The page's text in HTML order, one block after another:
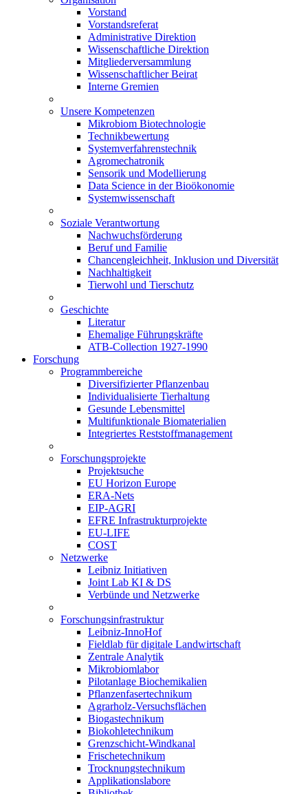
Vorstand
Vorstandsreferat
Administrative Direktion
Wissenschaftliche Direktion
Mitgliederversammlung
Wissenschaftlicher Beirat
Interne Gremien
Unsere Kompetenzen
Mikrobiom Biotechnologie
Technikbewertung
Systemverfahrenstechnik
Agromechatronik
Sensorik und Modellierung
Data Science in der Bioökonomie
Systemwissenschaft
Soziale Verantwortung
Nachwuchsförderung
Beruf und Familie
Chancengleichheit, Inklusion und Diversität
Nachhaltigkeit
Tierwohl und Tierschutz
Geschichte
Literatur
Ehemalige Führungskräfte
ATB-Collection 1927-1990
Forschung
Programmbereiche
Diversifizierter Pflanzenbau
Individualisierte Tierhaltung
Gesunde Lebensmittel
Multifunktionale Biomaterialien
Integriertes Reststoffmanagement
Forschungsprojekte
Projektsuche
EU Horizon Europe
ERA-Nets
EIP-AGRI
EFRE Infrastrukturprojekte
EU-LIFE
COST
Netzwerke
Leibniz Initiativen
Joint Lab KI & DS
Verbünde und Netzwerke
Forschungsinfrastruktur
Leibniz-InnoHof
Fieldlab für digitale Landwirtschaft
Zentrale Analytik
Mikrobiomlabor
Pilotanlage Biochemikalien
Pflanzenfasertechnikum
Agrarholz-Versuchsflächen
Biogastechnikum
Biokohletechnikum
Grenzschicht-Windkanal
Frischetechnikum
Trocknungstechnikum
Applikationslabore